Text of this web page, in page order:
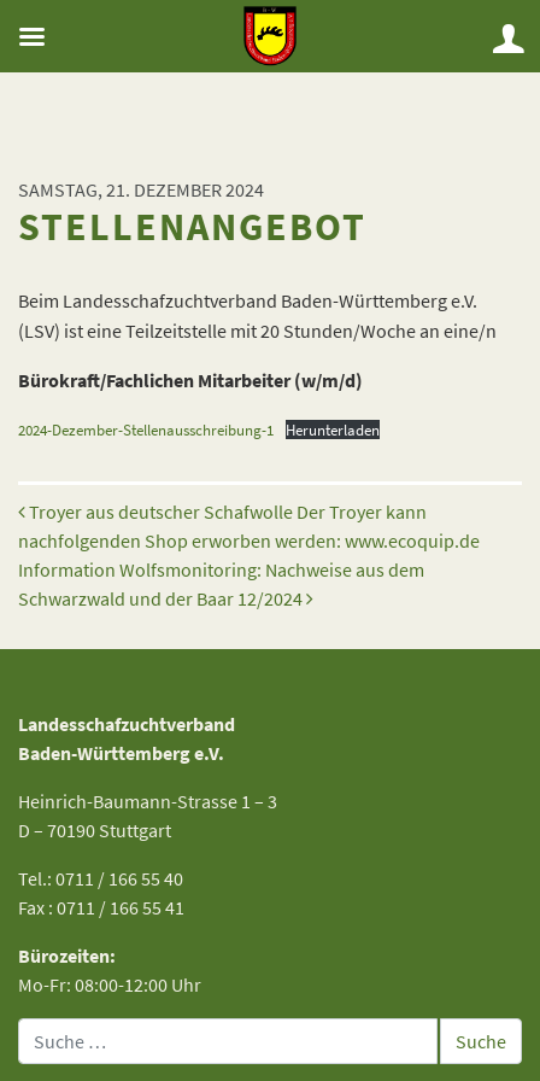
SAMSTAG, 21. DEZEMBER 2024
STELLENANGEBOT
Beim Landesschafzuchtverband Baden-Württemberg e.V.
(LSV) ist eine Teilzeitstelle mit 20 Stunden/Woche an eine/n
Bürokraft/Fachlichen Mitarbeiter (w/m/d)
2024-Dezember-Stellenausschreibung-1 Herunterladen
Beitrags-Navigation
Troyer aus deutscher Schafwolle Der Troyer kann
nachfolgenden Shop erworben werden: www.ecoquip.de
Information Wolfsmonitoring: Nachweise aus dem
Schwarzwald und der Baar 12/2024
Landesschafzuchtverband
Baden-Württemberg e.V.
Heinrich-Baumann-Strasse 1 – 3
D – 70190 Stuttgart
Tel.: 0711 / 166 55 40
Fax : 0711 / 166 55 41
Bürozeiten:
Mo-Fr: 08:00-12:00 Uhr
Suche